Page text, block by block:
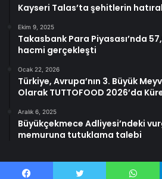
Kayseri Talas’ta şehitlerin
Ekim 9, 2025
Takasbank Para Piyasası’nda
hacmi gerçekleşti
Ocak 22, 2026
Türkiye, Avrupa’nın 3. Büyük
Olarak TUTTOFOOD 2026’da
Aralık 6, 2025
Büyükçekmece Adliyesi’ndeki
memuruna tutuklama talebi